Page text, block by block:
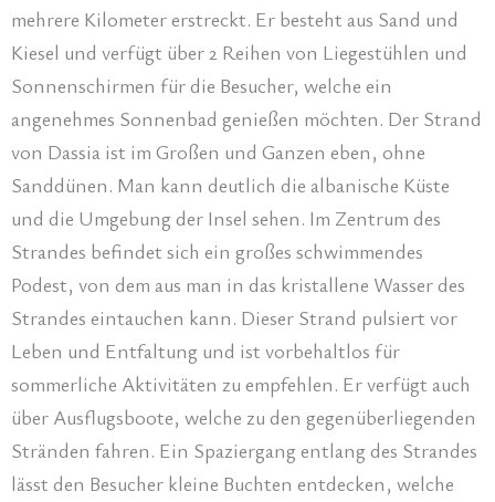
mehrere Kilometer erstreckt. Er besteht aus Sand und
Kiesel und verfügt über 2 Reihen von Liegestühlen und
Sonnenschirmen für die Besucher, welche ein
angenehmes Sonnenbad genießen möchten. Der Strand
von Dassia ist im Großen und Ganzen eben, ohne
Sanddünen. Man kann deutlich die albanische Küste
und die Umgebung der Insel sehen. Im Zentrum des
Strandes befindet sich ein großes schwimmendes
Podest, von dem aus man in das kristallene Wasser des
Strandes eintauchen kann. Dieser Strand pulsiert vor
Leben und Entfaltung und ist vorbehaltlos für
sommerliche Aktivitäten zu empfehlen. Er verfügt auch
über Ausflugsboote, welche zu den gegenüberliegenden
Stränden fahren. Ein Spaziergang entlang des Strandes
lässt den Besucher kleine Buchten entdecken, welche